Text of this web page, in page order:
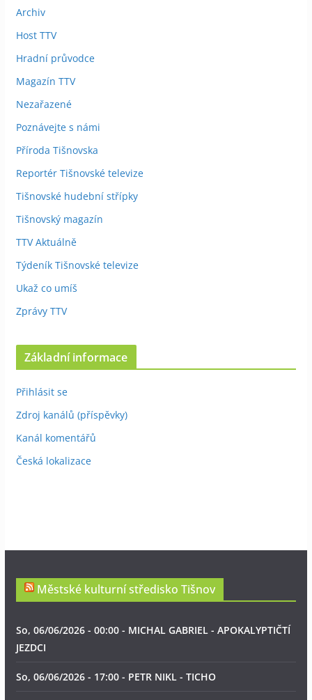
Archiv
Host TTV
Hradní průvodce
Magazín TTV
Nezařazené
Poznávejte s námi
Příroda Tišnovska
Reportér Tišnovské televize
Tišnovské hudební střípky
Tišnovský magazín
TTV Aktuálně
Týdeník Tišnovské televize
Ukaž co umíš
Zprávy TTV
Základní informace
Přihlásit se
Zdroj kanálů (příspěvky)
Kanál komentářů
Česká lokalizace
Městské kulturní středisko Tišnov
So, 06/06/2026 - 00:00 - MICHAL GABRIEL - APOKALYPTIČTÍ
JEZDCI
So, 06/06/2026 - 17:00 - PETR NIKL - TICHO